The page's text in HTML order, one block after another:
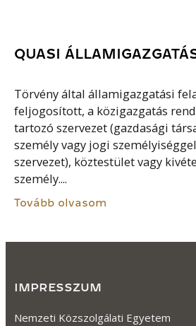
QUASI
Törvény által államigazgatási
feljogosított, a közigazgatás
tartozó szervezet (gazdasági
személy vagy jogi
szervezet), köztestület vagy
személy....
Tovább olvasom
IMPRESSZUM
Nemzeti Közszolgálati Egyetem